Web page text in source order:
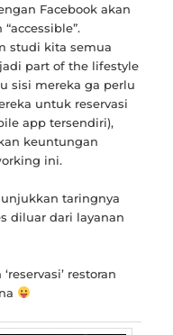
Facebook akan
studi kita semua
part of the lifestyle
sisi mereka ga perlu
untuk reservasi
app tersendiri),
keuntungan
ini.
taringnya
diluar dari layanan
restoran